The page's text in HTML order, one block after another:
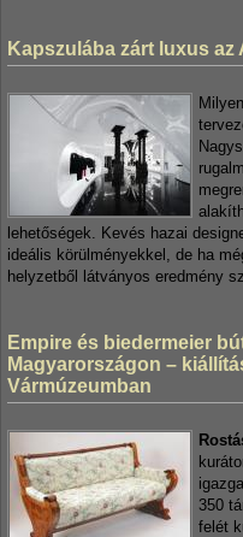
Kapszulába zárt luxus az
lehetőségek. Kevés hazai
ideális körülményekkel, de ha
helyzetből látványos eredmény
Empire és biedermeier
Magyarországon –
Vármúzeumban
350
felét